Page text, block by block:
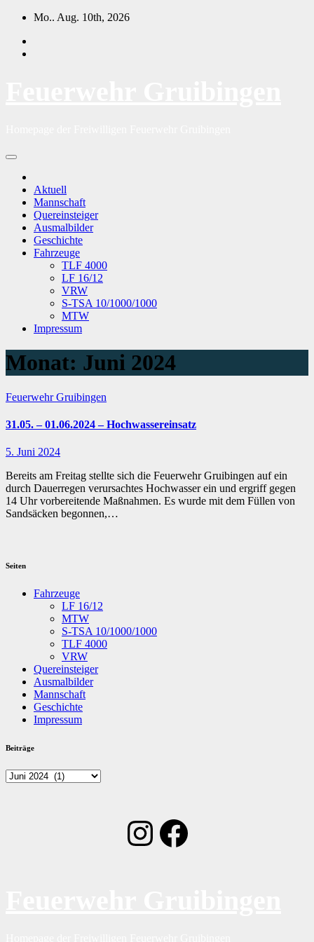
Zum
springen
Mo.. Aug. 10th, 2026
Aktuell
Mannschaft
Quereinsteiger
Ausmalbilder
Geschichte
Fahrzeuge
TLF 4000
LF 16/12
VRW
S-TSA 10/1000/1000
MTW
Impressum
Monat: Juni 2024
Feuerwehr Gruibingen
31.05. – 01.06.2024 – Hochwassereinsatz
5. Juni 2024
Bereits am Freitag stellte sich die Feuerwehr Gruibingen auf ein
durch Dauerregen verursachtes Hochwasser ein und ergriff gegen
14 Uhr vorbereitende Maßnahmen. Es wurde mit dem Füllen von
Sandsäcken begonnen,…
Seiten
Fahrzeuge
LF 16/12
MTW
S-TSA 10/1000/1000
TLF 4000
VRW
Quereinsteiger
Ausmalbilder
Mannschaft
Geschichte
Impressum
Beiträge
Beiträge
Instagram
Facebook